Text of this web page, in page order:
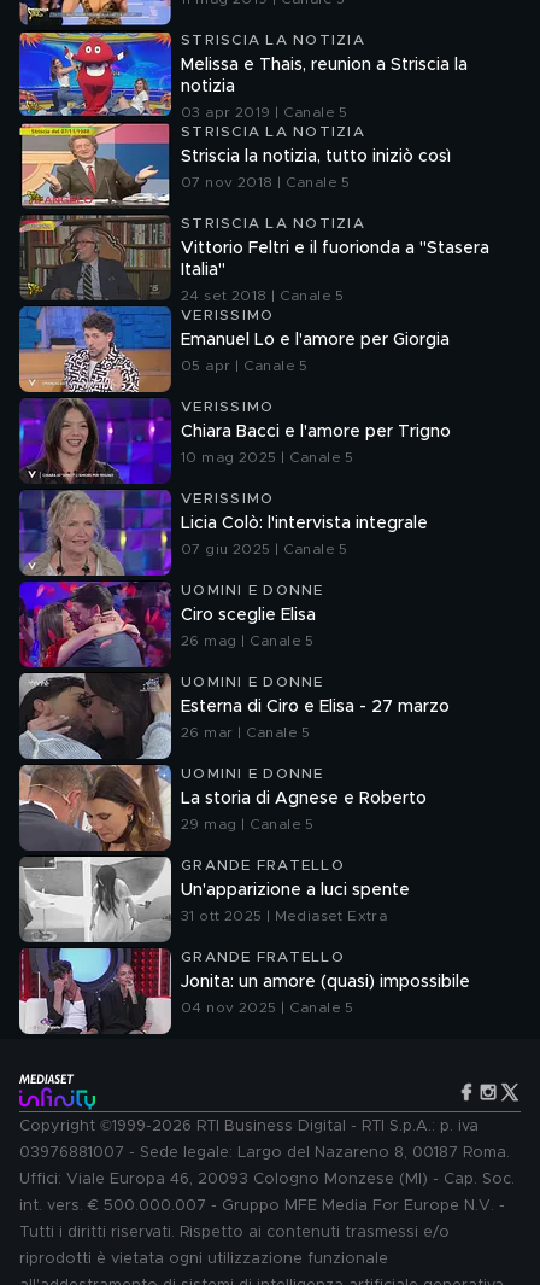
STRISCIA LA NOTIZIA
Melissa e Thais, reunion a Striscia la
notizia
03 apr 2019 | Canale 5
STRISCIA LA NOTIZIA
Striscia la notizia, tutto iniziò così
07 nov 2018 | Canale 5
STRISCIA LA NOTIZIA
Vittorio Feltri e il fuorionda a "Stasera
Italia"
24 set 2018 | Canale 5
VERISSIMO
Emanuel Lo e l'amore per Giorgia
05 apr | Canale 5
VERISSIMO
Chiara Bacci e l'amore per Trigno
10 mag 2025 | Canale 5
VERISSIMO
Licia Colò: l'intervista integrale
07 giu 2025 | Canale 5
UOMINI E DONNE
Ciro sceglie Elisa
26 mag | Canale 5
UOMINI E DONNE
Esterna di Ciro e Elisa - 27 marzo
26 mar | Canale 5
UOMINI E DONNE
La storia di Agnese e Roberto
29 mag | Canale 5
GRANDE FRATELLO
Un'apparizione a luci spente
31 ott 2025 | Mediaset Extra
GRANDE FRATELLO
Jonita: un amore (quasi) impossibile
04 nov 2025 | Canale 5
Copyright ©1999-2026 RTI Business Digital - RTI S.p.A.: p. iva
03976881007 - Sede legale: Largo del Nazareno 8, 00187 Roma.
Uffici: Viale Europa 46, 20093 Cologno Monzese (MI) - Cap. Soc.
int. vers. € 500.000.007 - Gruppo MFE Media For Europe N.V. -
Tutti i diritti riservati. Rispetto ai contenuti trasmessi e/o
riprodotti è vietata ogni utilizzazione funzionale